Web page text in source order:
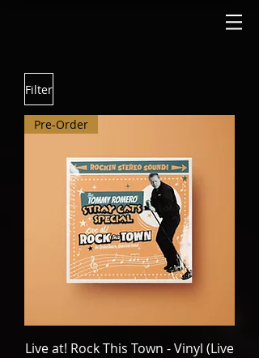
Filter
Pre-Order
Live at! Rock This Town - Vinyl (Live